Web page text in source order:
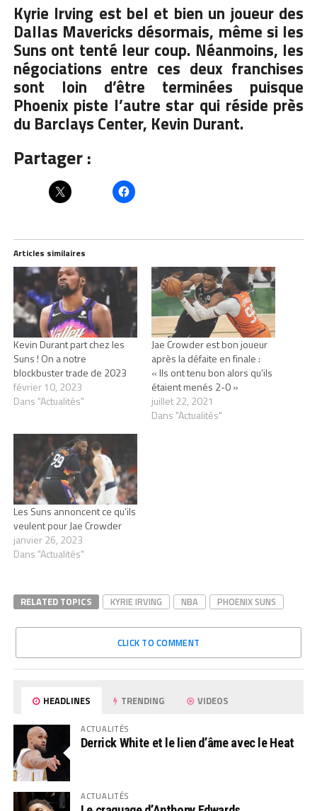
Kyrie Irving est bel et bien un joueur des
Dallas Mavericks désormais, même si les
Suns ont tenté leur coup. Néanmoins, les
négociations entre ces deux franchises
sont loin d’être terminées puisque
Phoenix piste l’autre star qui réside près
du Barclays Center, Kevin Durant.
Partager :
Articles similaires
Kevin Durant part chez les
Suns ! On a notre
blockbuster trade de 2023
février 10, 2023
Dans "Actualités"
Jae Crowder est bon joueur
après la défaite en finale :
« Ils ont tenu bon alors qu’ils
étaient menés 2-0 »
juillet 22, 2021
Dans "Actualités"
Les Suns annoncent ce qu’ils
veulent pour Jae Crowder
janvier 26, 2023
Dans "Actualités"
RELATED TOPICS KYRIE IRVING NBA PHOENIX SUNS
CLICK TO COMMENT
HEADLINES TRENDING VIDEOS
ACTUALITÉS
Derrick White et le lien d’âme avec le Heat
ACTUALITÉS